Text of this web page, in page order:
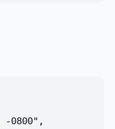
-0800",